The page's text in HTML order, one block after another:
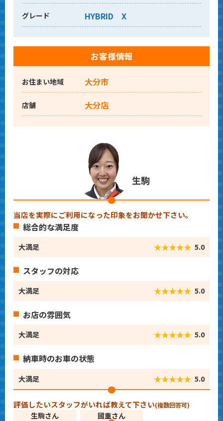
グレード HYBRID X
お客様情報
お住まい地域 大分市
店舗 大分店
生駒
当店を実際にご利用になった印象をお聞かせ下さい。
総合的な満足度
大満足 ★★★★★ 5.0
スタッフの対応
大満足 ★★★★★ 5.0
お店の雰囲気
大満足 ★★★★★ 5.0
納車時のお車の状態
大満足 ★★★★★ 5.0
評価したいスタッフがいれば教えて下さい(複数回答可)
生駒さん 國重さん